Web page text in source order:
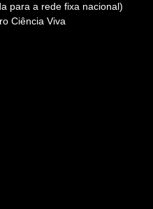
para a rede fixa nacional)
Ciência Viva